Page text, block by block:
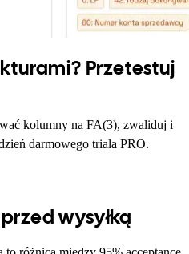
Przetestuj
kolumny na FA(3), zwaliduj i
darmowego triala PRO.
wysyłką